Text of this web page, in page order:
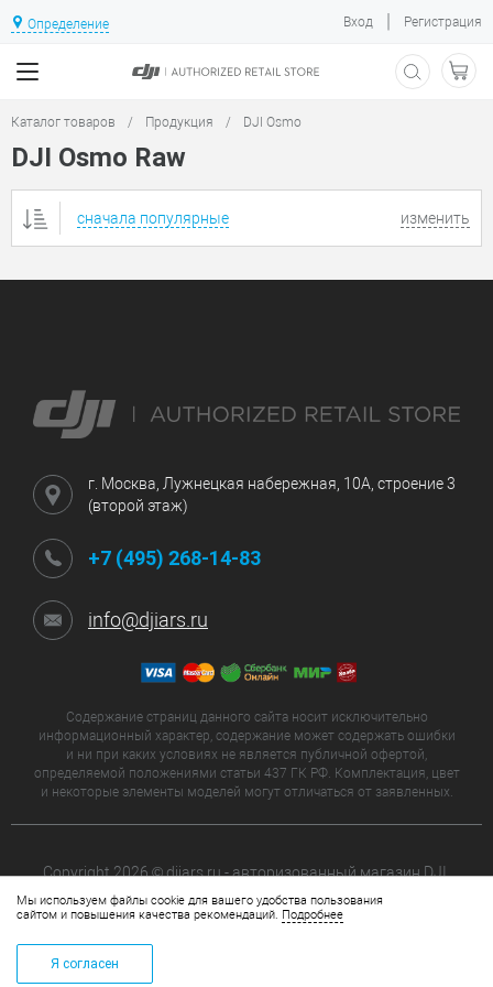
Определение Вход | Регистрация
Каталог товаров / Продукция / DJI Osmo
DJI Osmo Raw
сначала популярные изменить
г. Москва, Лужнецкая набережная, 10А, строение 3
(второй этаж)
+7 (495) 268-14-83
info@djiars.ru
Содержание страниц данного сайта носит исключительно
информационный характер, содержание может содержать ошибки
и ни при каких условиях не является публичной офертой,
определяемой положениями статьи 437 ГК РФ. Комплектация, цвет
и некоторые элементы моделей могут отличаться от заявленных.
Copyright 2026 © djiars.ru - авторизованный магазин DJI.
КОРЗИНА
Мы используем файлы cookie для вашего удобства пользования
сайтом и повышения качества рекомендаций. Подробнее
Я согласен